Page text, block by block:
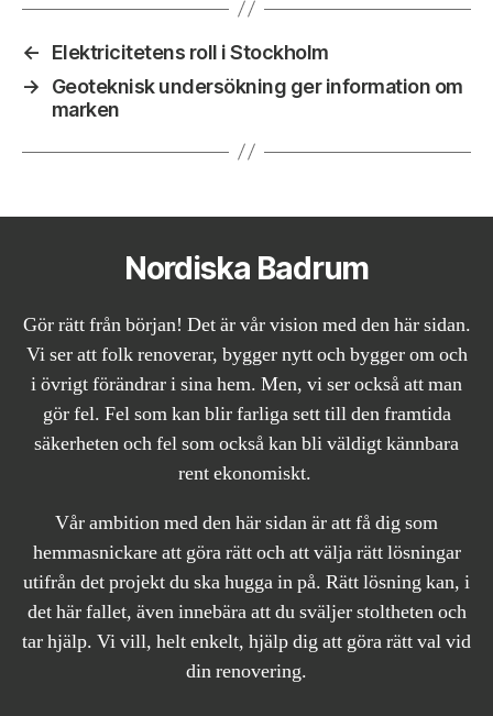
←
Elektricitetens roll i Stockholm
→
Geoteknisk undersökning ger information om
marken
Nordiska Badrum
Gör rätt från början! Det är vår vision med den här sidan.
Vi ser att folk renoverar, bygger nytt och bygger om och
i övrigt förändrar i sina hem. Men, vi ser också att man
gör fel. Fel som kan blir farliga sett till den framtida
säkerheten och fel som också kan bli väldigt kännbara
rent ekonomiskt.
Vår ambition med den här sidan är att få dig som
hemmasnickare att göra rätt och att välja rätt lösningar
utifrån det projekt du ska hugga in på. Rätt lösning kan, i
det här fallet, även innebära att du sväljer stoltheten och
tar hjälp. Vi vill, helt enkelt, hjälp dig att göra rätt val vid
din renovering.